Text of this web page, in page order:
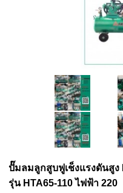
ปั๊มลมลูกสูบฟูเช็งแรงดันสูง
รุ่น HTA65-110 ไฟฟ้า 220